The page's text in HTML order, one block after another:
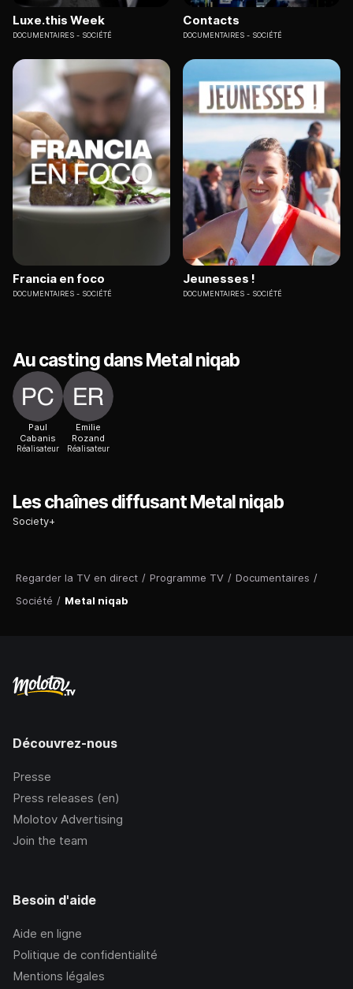
Regarder la TV en direct / Programme TV / Documentaires /
Société / Metal niqab
Luxe.this Week
DOCUMENTAIRES SOCIÉTÉ
Contacts
DOCUMENTAIRES SOCIÉTÉ
Francia en foco
DOCUMENTAIRES SOCIÉTÉ
Jeunesses !
DOCUMENTAIRES SOCIÉTÉ
Au casting dans Metal niqab
Paul
Cabanis
Réalisateur
Emilie
Rozand
Réalisateur
Les chaînes diffusant Metal niqab
Society+
Découvrez-nous
Presse
Press releases (en)
Molotov Advertising
Join the team
Besoin d'aide
Aide en ligne
Politique de confidentialité
Mentions légales